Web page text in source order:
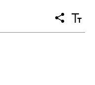
공
유
텍
스